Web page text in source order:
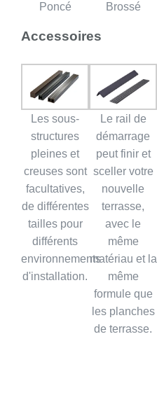
Poncé Brossé
Accessoires
Les sous-
structures
pleines et
creuses sont
facultatives,
de différentes
tailles pour
différents
environnements
d'installation.
Le rail de
démarrage
peut finir et
sceller votre
nouvelle
terrasse,
avec le
même
matériau et la
même
formule que
les planches
de terrasse.